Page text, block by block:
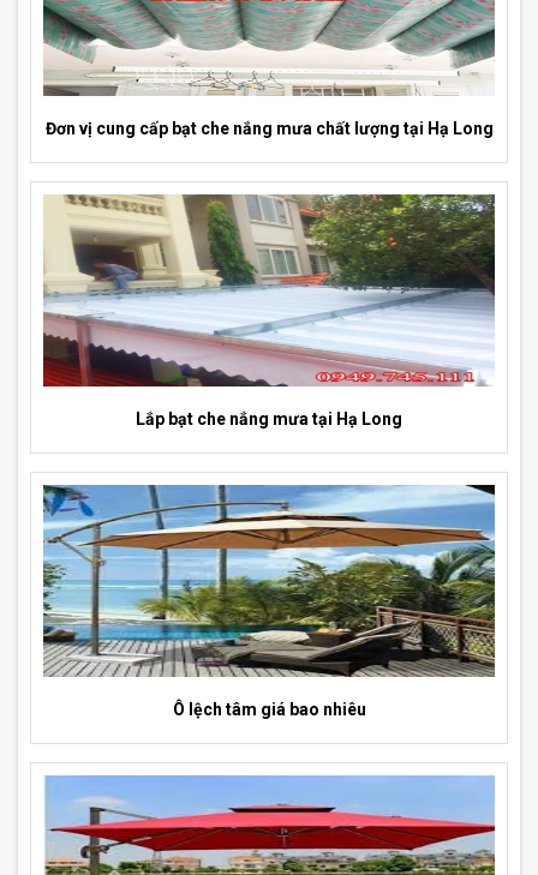
Đơn vị cung cấp bạt che nắng mưa chất lượng tại Hạ Long
Lắp bạt che nắng mưa tại Hạ Long
Ô lệch tâm giá bao nhiêu